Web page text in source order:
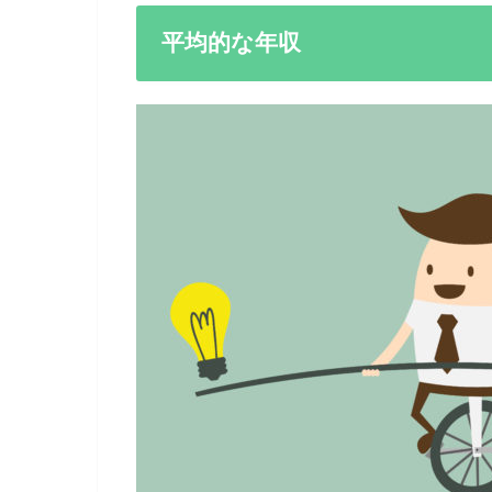
平均的な年収